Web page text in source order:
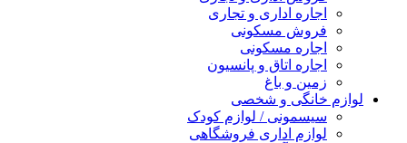
اجاره اداری و تجاری
فروش مسکونی
اجاره مسکونی
اجاره اتاق و پانسیون
زمین و باغ
لوازم خانگی و شخصی
سیسمونی / لوازم کودک
لوازم اداری فروشگاهی